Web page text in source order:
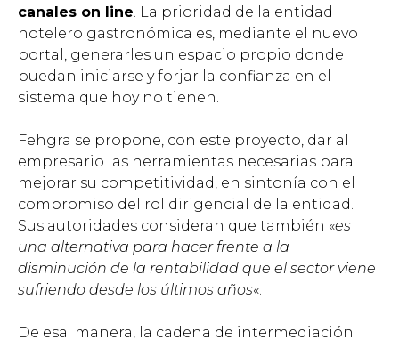
canales on line. La prioridad de la entidad
hotelero gastronómica es, mediante el nuevo
portal, generarles un espacio propio donde
puedan iniciarse y forjar la confianza en el
sistema que hoy no tienen.
Fehgra se propone, con este proyecto, dar al
empresario las herramientas necesarias para
mejorar su competitividad, en sintonía con el
compromiso del rol dirigencial de la entidad.
Sus autoridades consideran que también «es
una alternativa para hacer frente a la
disminución de la rentabilidad que el sector viene
sufriendo desde los últimos años«.
De esa manera, la cadena de intermediación